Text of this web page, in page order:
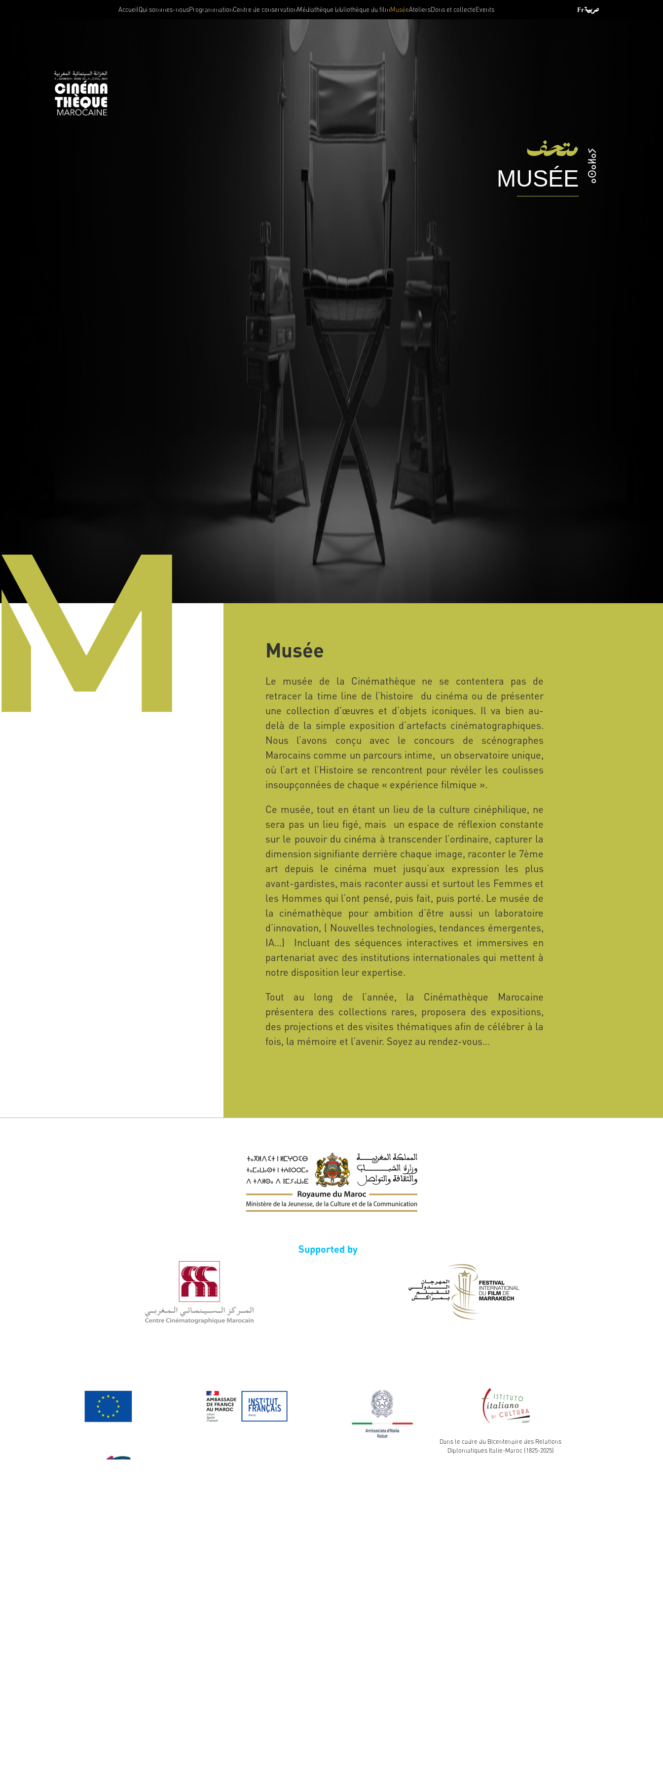
AccueilQui sommes-nousProgrammationCentre de conservationMédiathèque bibliothèque du filmMuséeAteliersDons et collecteEvents Frعربية
متحف
MUSÉE ⴰⵙⴰⵍⴰⵢ
Musée
Le musée de la Cinémathèque ne se contentera pas de
retracer la time line de l’histoire du cinéma ou de présenter
une collection d'œuvres et d’objets iconiques. Il va bien au-
delà de la simple exposition d’artefacts cinématographiques.
Nous l’avons conçu avec le concours de scénographes
Marocains comme un parcours intime, un observatoire unique,
où l’art et l’Histoire se rencontrent pour révéler les coulisses
insoupçonnées de chaque « expérience filmique ».
Ce musée, tout en étant un lieu de la culture cinéphilique, ne
sera pas un lieu figé, mais un espace de réflexion constante
sur le pouvoir du cinéma à transcender l’ordinaire, capturer la
dimension signifiante derrière chaque image, raconter le 7ème
art depuis le cinéma muet jusqu’aux expression les plus
avant-gardistes, mais raconter aussi et surtout les Femmes et
les Hommes qui l’ont pensé, puis fait, puis porté. Le musée de
la cinémathèque pour ambition d’être aussi un laboratoire
d’innovation, ( Nouvelles technologies, tendances émergentes,
IA…) Incluant des séquences interactives et immersives en
partenariat avec des institutions internationales qui mettent à
notre disposition leur expertise.
Tout au long de l’année, la Cinémathèque Marocaine
présentera des collections rares, proposera des expositions,
des projections et des visites thématiques afin de célébrer à la
fois, la mémoire et l’avenir. Soyez au rendez-vous…
Supported by
Dans le cadre du Bicentenaire des Relations
Diplomatiques Italie-Maroc (1825-2025)